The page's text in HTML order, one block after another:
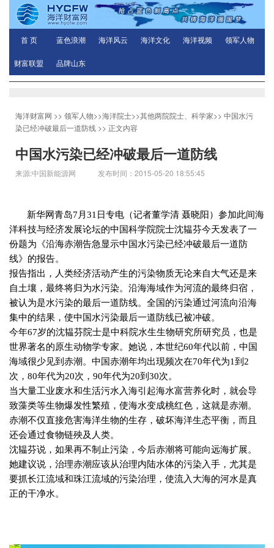
首 页 蓝色浪潮 海洋风云 海洋文化 海洋视频 领军人物
财富联盟 品牌山东
海洋财富网 >> 领军人物>>海洋院士>>其他两院院士、科学家>> 中国水污
染已经冲破最后一道防线 >> 正文内容
中国水污染已经冲破最后一道防线
来源:中国新能源网 发布时间：2015-05-20 18:55:45
新华网青岛7月31 日专电（记者董学清 聂晓阳）参加此间海
洋科技与经济发展论坛的中国科学院院士沈韫芬今天发表了一
份题为《沿海赤潮告急显示中国水污染已经冲破最后一道防
线》的报告。
报告指出，人类经济活动产生的污染物质无论来自大气还是来
自土壤，最终将归为水污染。沿海海域作为河流的最终归宿，
被认为是水污染的最后一道防线。全国的污染通过河流向沿海
集中的结果，使中国水污染最后一道防线已被冲破。
今年67岁的沈韫芬院士是中科院水生生物研究所研究员，也是
世界著名的原生动物学专家。她说，本世纪60年代以前，中国
海域很少见到赤潮。中国赤潮年均出现频次在70年代为1到 2
次， 80年代为20次， 90年代为20到 30次。
当大量工业废水和生活污水入海引起海水富营养化时，就会导
致藻类等生物爆发性繁殖，使海水变成桃红色，这就是赤潮。
赤潮不仅直接危害海洋生物的生存，破坏海洋生态平衡，而且
还会通过食物链殃及人类。
沈韫芬说，如果再不制止污染，今后赤潮将可能向远海扩展。
她建议说，治理赤潮应该从治理内陆水体的污染入手，尤其是
要抓长江流域和珠江流域的污染治理，使流入大海的河水是真
正的干净水。